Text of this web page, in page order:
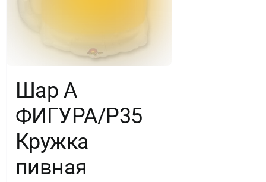
Шар А
ФИГУРА/Р35
Кружка
пивная